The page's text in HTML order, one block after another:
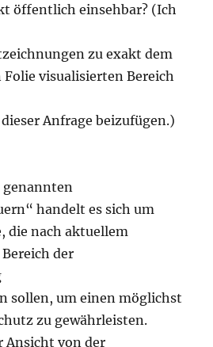
öffentlich einsehbar? (Ich
zu exakt dem
visualisierten Bereich
Anfrage beizufügen.)
genannten
handelt es sich um
die nach aktuellem
der
sollen, um einen möglichst
zu gewährleisten.
Ansicht von der